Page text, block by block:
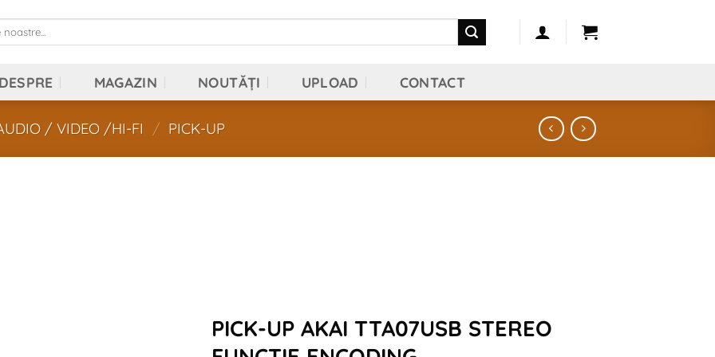
DESPRE MAGAZIN NOUTĂȚI UPLOAD CONTACT
/ VIDEO /HI-FI / PICK-UP
PICK-UP AKAI TTA07USB STEREO